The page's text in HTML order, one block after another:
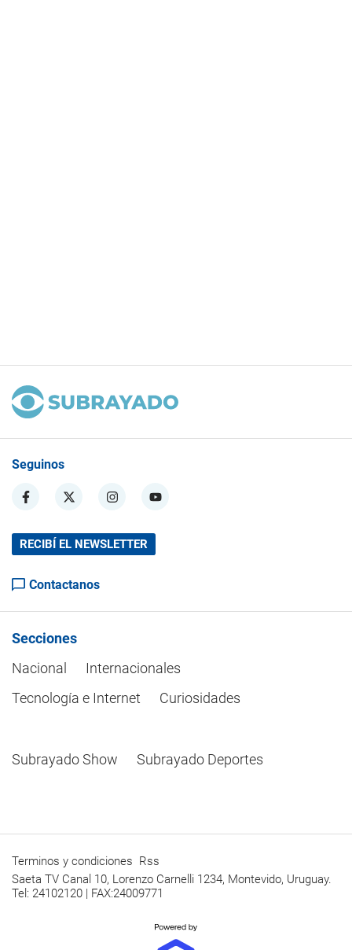
Seguinos
RECIBÍ EL NEWSLETTER
Contactanos
Secciones
Nacional
Internacionales
Tecnología e Internet
Curiosidades
Subrayado Show Subrayado Deportes
Terminos y condiciones Rss
Saeta TV Canal 10, Lorenzo Carnelli 1234, Montevido, Uruguay.
Tel: 24102120 | FAX:24009771